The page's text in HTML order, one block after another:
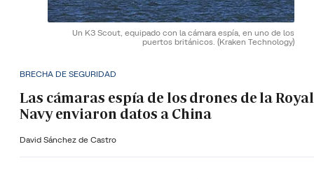
Un K3 Scout, equipado con la cámara espía, en uno de los
puertos británicos. (Kraken Technology)
BRECHA DE SEGURIDAD
Las cámaras espía de los drones de la Royal
Navy enviaron datos a China
David Sánchez de Castro